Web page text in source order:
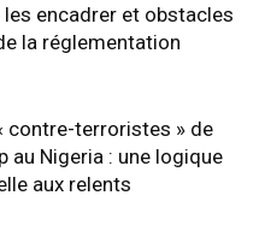
encadrer et obstacles
la réglementation
contre-terroristes » de
au Nigeria : une logique
aux relents